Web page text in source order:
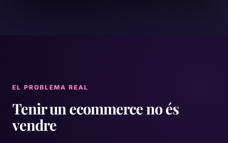
EL PROBLEMA REAL
Tenir un ecommerce no és
vendre